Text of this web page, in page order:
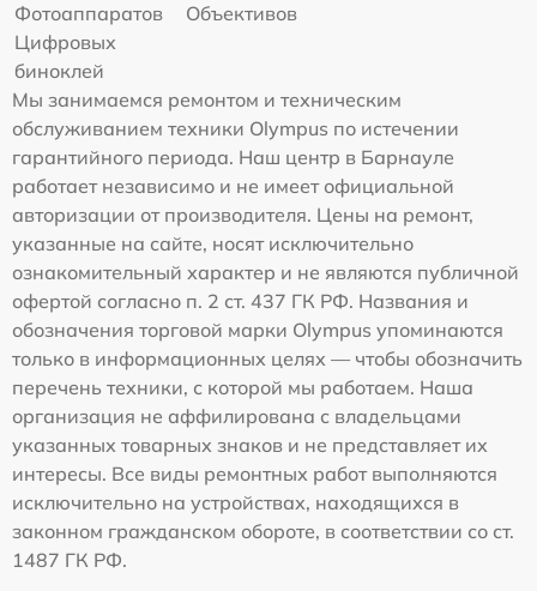
Фотоаппаратов
Объективов
Цифровых
биноклей
Мы занимаемся ремонтом и техническим
обслуживанием техники Olympus по истечении
гарантийного периода. Наш центр в Барнауле
работает независимо и не имеет официальной
авторизации от производителя. Цены на ремонт,
указанные на сайте, носят исключительно
ознакомительный характер и не являются публичной
офертой согласно п. 2 ст. 437 ГК РФ. Названия и
обозначения торговой марки Olympus упоминаются
только в информационных целях — чтобы обозначить
перечень техники, с которой мы работаем. Наша
организация не аффилирована с владельцами
указанных товарных знаков и не представляет их
интересы. Все виды ремонтных работ выполняются
исключительно на устройствах, находящихся в
законном гражданском обороте, в соответствии со ст.
1487 ГК РФ.